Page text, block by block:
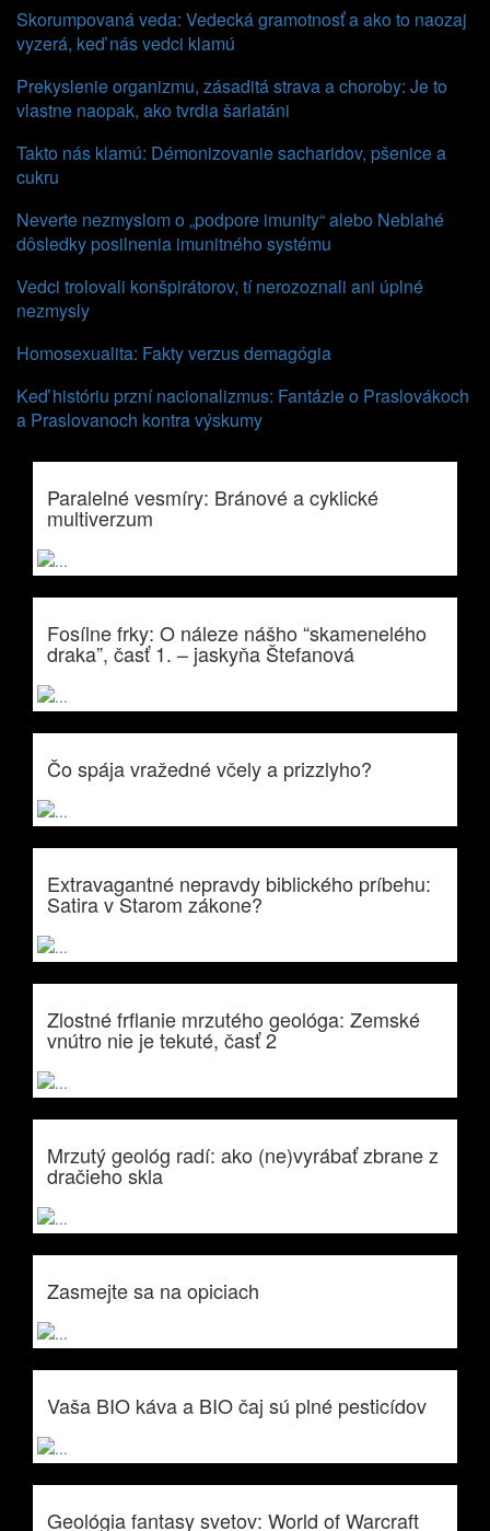
Skorumpovaná veda: Vedecká gramotnosť a ako to naozaj
vyzerá, keď nás vedci klamú
Prekyslenie organizmu, zásaditá strava a choroby: Je to
vlastne naopak, ako tvrdia šarlatáni
Takto nás klamú: Démonizovanie sacharidov, pšenice a
cukru
Neverte nezmyslom o „podpore imunity“ alebo Neblahé
dôsledky posilnenia imunitného systému
Vedci trolovali konšpirátorov, tí nerozoznali ani úplné
nezmysly
Homosexualita: Fakty verzus demagógia
Keď históriu przní nacionalizmus: Fantázie o Praslovákoch
a Praslovanoch kontra výskumy
Paralelné vesmíry: Bránové a cyklické
multiverzum
Fosílne frky: O náleze nášho “skamenelého
draka”, časť 1. – jaskyňa Štefanová
Čo spája vražedné včely a prizzlyho?
Extravagantné nepravdy biblického príbehu:
Satira v Starom zákone?
Zlostné frflanie mrzutého geológa: Zemské
vnútro nie je tekuté, časť 2
Mrzutý geológ radí: ako (ne)vyrábať zbrane z
dračieho skla
Zasmejte sa na opiciach
Vaša BIO káva a BIO čaj sú plné pesticídov
Geológia fantasy svetov: World of Warcraft